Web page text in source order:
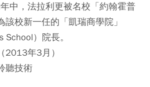
中，法拉利更被名校「約翰霍普
該校新一任的「凱瑞商學院」
School）院長。
2013年3月）
聽技術